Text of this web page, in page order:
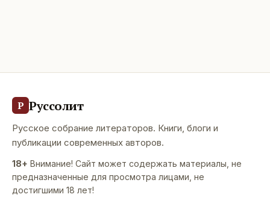
Р Руссолит
Русское собрание литераторов. Книги, блоги и
публикации современных авторов.
18+ Внимание! Сайт может содержать материалы, не
предназначенные для просмотра лицами, не
достигшими 18 лет!